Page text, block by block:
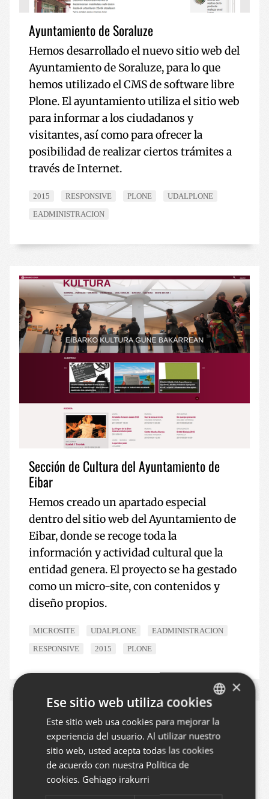
Ayuntamiento de Soraluze
Hemos desarrollado el nuevo sitio web del
Ayuntamiento de Soraluze, para lo que
hemos utilizado el CMS de software libre
Plone. El ayuntamiento utiliza el sitio web
para informar a los ciudadanos y
visitantes, así como para ofrecer la
posibilidad de realizar ciertos trámites a
través de Internet.
2015 RESPONSIVE PLONE
UDALPLONE
EADMINISTRACION
Sección de Cultura del Ayuntamiento de
Eibar
Hemos creado un apartado especial
dentro del sitio web del Ayuntamiento de
Eibar, donde se recoge toda la
información y actividad cultural que la
entidad genera. El proyecto se ha gestado
como un micro-site, con contenidos y
diseño propios.
MICROSITE UDALPLONE
EADMINISTRACION
RESPONSIVE
2015 PLONE
BASQUE
SPANISH
×
Ese sitio web utiliza cookies
Este sitio web usa cookies para mejorar la
experiencia del usuario. Al utilizar nuestro
sitio web, usted acepta todas las cookies
de acuerdo con nuestra Política de
cookies. Gehiago irakurri